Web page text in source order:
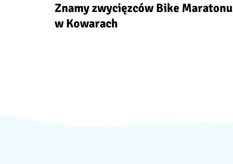
Znamy zwycięzców Bike Maratonu
w Kowarach